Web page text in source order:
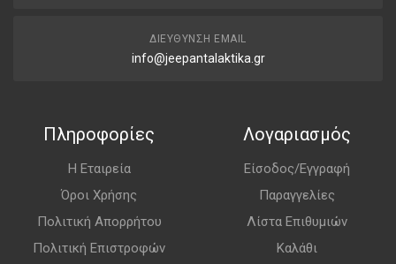
ΔΙΕΎΘΥΝΣΗ EMAIL
info@jeepantalaktika.gr
Πληροφορίες
Η Εταιρεία
Όροι Χρήσης
Πολιτική Απορρήτου
Πολιτική Επιστροφών
Λογαριασμός
Είσοδος/Εγγραφή
Παραγγελίες
Λίστα Επιθυμιών
Καλάθι